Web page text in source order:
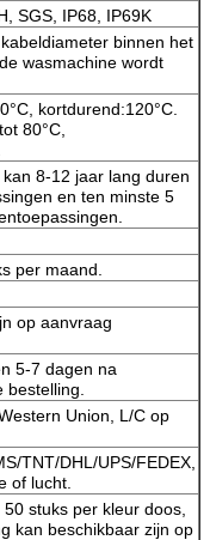
SGS, IP68, IP69K
binnen het
wasmachine wordt
kortdurend:120°C.
80°C,
8-12 jaar lang duren
en ten minste 5
per maand.
op aanvraag
5-7 dagen na
bestelling.
Union, L/C op
TNT/DHL/UPS/FEDEX,
of lucht.
stuks per kleur doos,
kan beschikbaar zijn op